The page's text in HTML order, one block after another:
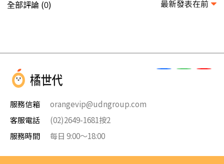
全部評論 (0) 最新發表在前
服務信箱
orangevip@udngroup.com
客服電話
(02)2649-1681按2
服務時間
每日 9:00～18:00